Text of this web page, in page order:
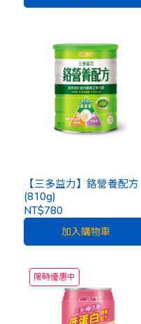
【三多益力】鉻營養配方
(810g)
NT$780
加入購物車
限時優惠中